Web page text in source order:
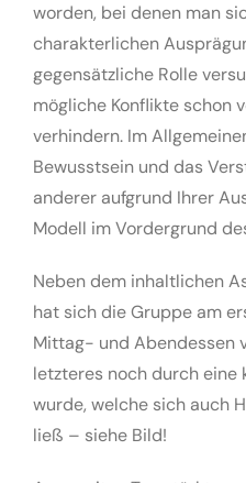
worden, bei denen man
charakterlichen
gegensätzliche Rolle
mögliche Konflikte schon
verhindern. Im
Bewusstsein und das
anderer aufgrund Ihrer
Modell im Vordergrund
Neben dem inhaltlichen
hat sich die Gruppe am
Mittag- und Abendessen
letzteres noch durch eine
wurde, welche sich auch
ließ – siehe Bild!